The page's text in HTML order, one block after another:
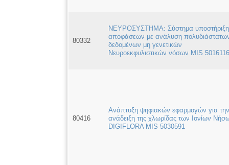
80332
ΝΕΥΡΟΣΥΣΤΗΜΑ: Σύστημα
αποφάσεων με ανάλυση
δεδομένων μη γενετικών
Νευροεκφυλιστικών νόσων MIS 5016116
80416
Ανάπτυξη ψηφιακών εφαρμογών για την
ανάδειξη της χλωρίδας των Ιονίων
DIGIFLORA MIS 5030591